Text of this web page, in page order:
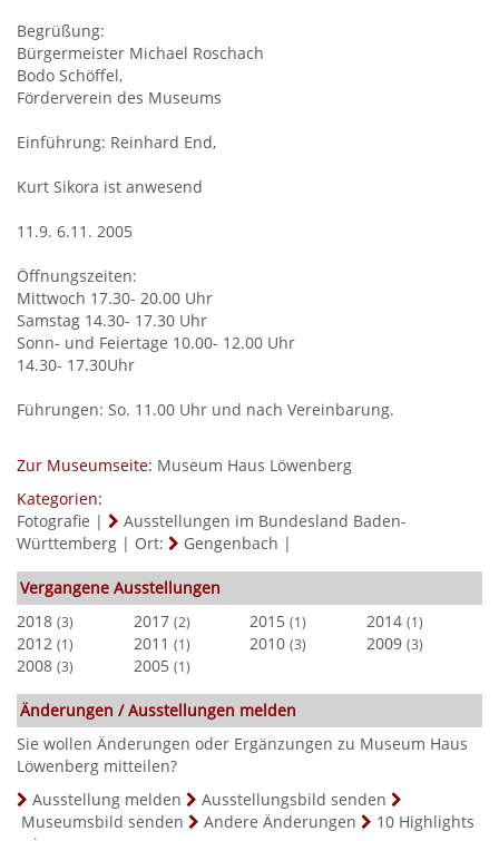
Begrüßung:
Bürgermeister Michael Roschach
Bodo Schöffel,
Förderverein des Museums
Einführung: Reinhard End,
Kurt Sikora ist anwesend
11.9. 6.11. 2005
Öffnungszeiten:
Mittwoch 17.30- 20.00 Uhr
Samstag 14.30- 17.30 Uhr
Sonn- und Feiertage 10.00- 12.00 Uhr
14.30- 17.30Uhr
Führungen: So. 11.00 Uhr und nach Vereinbarung.
Zur Museumseite: Museum Haus Löwenberg
Kategorien:
Fotografie |
Ausstellungen im Bundesland Baden-
Württemberg | Ort: Gengenbach |
Vergangene Ausstellungen
2018 (3) 2017 (2) 2015 (1) 2014 (1)
2012 (1) 2011 (1) 2010 (3) 2009 (3)
2008 (3) 2005 (1)
Änderungen / Ausstellungen melden
Sie wollen Änderungen oder Ergänzungen zu Museum Haus
Löwenberg mitteilen?
Ausstellung melden
Ausstellungsbild senden
Museumsbild senden
Andere Änderungen
10 Highlights